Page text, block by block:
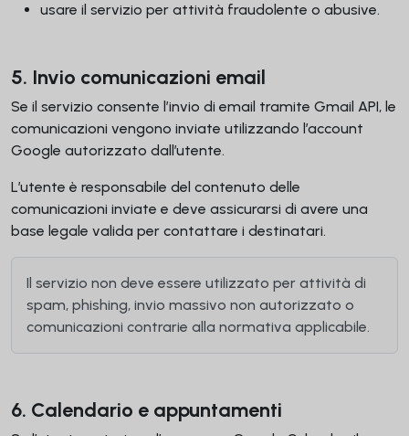
usare il servizio per attività fraudolente o abusive.
5. Invio comunicazioni email
Se il servizio consente l’invio di email tramite Gmail API, le
comunicazioni vengono inviate utilizzando l’account
Google autorizzato dall’utente.
L’utente è responsabile del contenuto delle
comunicazioni inviate e deve assicurarsi di avere una
base legale valida per contattare i destinatari.
Il servizio non deve essere utilizzato per attività di
spam, phishing, invio massivo non autorizzato o
comunicazioni contrarie alla normativa applicabile.
6. Calendario e appuntamenti